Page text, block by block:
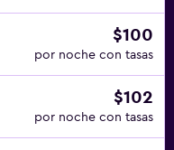
$100
por noche con tasas
$102
por noche con tasas